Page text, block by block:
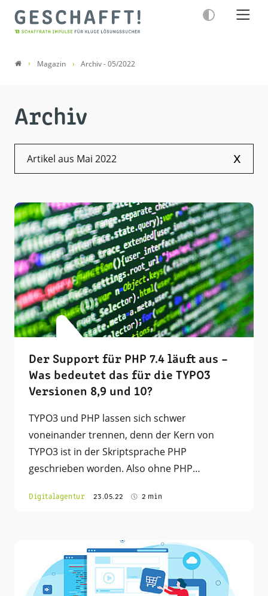
Magazin Archiv - 05/2022
Archiv
Artikel aus Mai 2022 x
Der Support für PHP 7.4 läuft aus –
Was bedeutet das für die TYPO3
Versionen 8,9 und 10?
TYPO3 und PHP lassen sich schwer
voneinander trennen, denn der Kern von
TYPO3 ist in der Skriptsprache PHP
geschrieben worden. Also ohne PHP…
Digitalagentur 23.05.22 2 min